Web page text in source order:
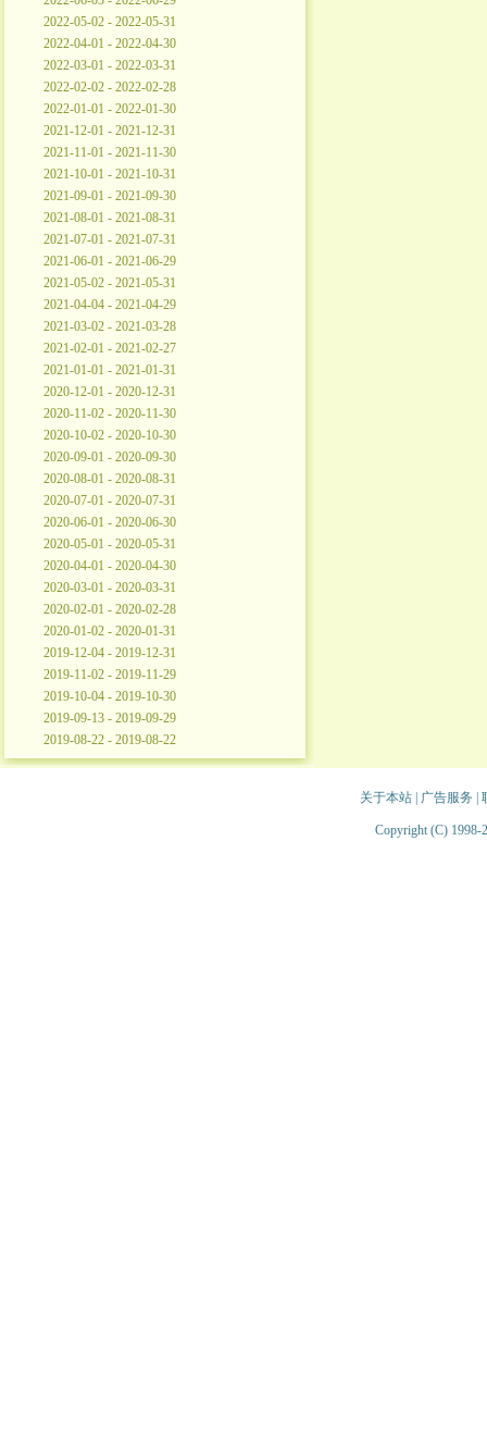
2022-05-02 - 2022-05-31
2022-04-01 - 2022-04-30
2022-03-01 - 2022-03-31
2022-02-02 - 2022-02-28
2022-01-01 - 2022-01-30
2021-12-01 - 2021-12-31
2021-11-01 - 2021-11-30
2021-10-01 - 2021-10-31
2021-09-01 - 2021-09-30
2021-08-01 - 2021-08-31
2021-07-01 - 2021-07-31
2021-06-01 - 2021-06-29
2021-05-02 - 2021-05-31
2021-04-04 - 2021-04-29
2021-03-02 - 2021-03-28
2021-02-01 - 2021-02-27
2021-01-01 - 2021-01-31
2020-12-01 - 2020-12-31
2020-11-02 - 2020-11-30
2020-10-02 - 2020-10-30
2020-09-01 - 2020-09-30
2020-08-01 - 2020-08-31
2020-07-01 - 2020-07-31
2020-06-01 - 2020-06-30
2020-05-01 - 2020-05-31
2020-04-01 - 2020-04-30
2020-03-01 - 2020-03-31
2020-02-01 - 2020-02-28
2020-01-02 - 2020-01-31
2019-12-04 - 2019-12-31
2019-11-02 - 2019-11-29
2019-10-04 - 2019-10-30
2019-09-13 - 2019-09-29
2019-08-22 - 2019-08-22
关于本站| 广告服务
Copyright (C) 1998-